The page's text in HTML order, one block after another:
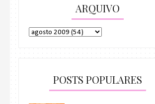
ARQUIVO
POSTS POPULARES